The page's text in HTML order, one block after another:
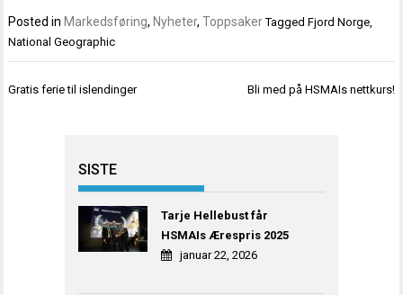
Posted in Markedsføring, Nyheter,Toppsaker TaggedFjord Norge,
National Geographic
Innleggsnavigasjon
Gratis ferie til islendinger Bli med på HSMAIs nettkurs!
SISTE
Tarje Hellebust får
HSMAIs Ærespris 2025
januar 22, 2026